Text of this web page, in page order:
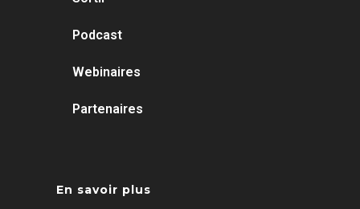
Podcast
Webinaires
Partenaires
En savoir plus